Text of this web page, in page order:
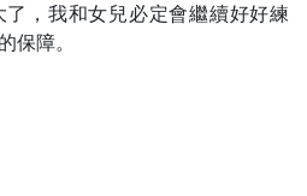
，我和女兒必定會繼續好好練
保障。